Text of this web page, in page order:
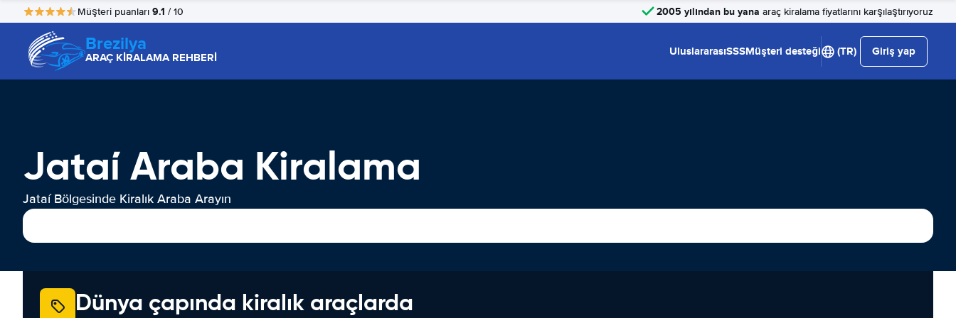
Müşteri puanları 9.1 / 10 2005 yılından bu yana araç kiralama fiyatlarını karşılaştırıyoruz
Brezilya
ARAÇ KİRALAMA REHBERİ UluslararasıSSSMüşteri desteği (TR) Giriş yap
Jataí Araba Kiralama
Jataí Bölgesinde Kiralık Araba Arayın
Dünya çapında kiralık araçlarda